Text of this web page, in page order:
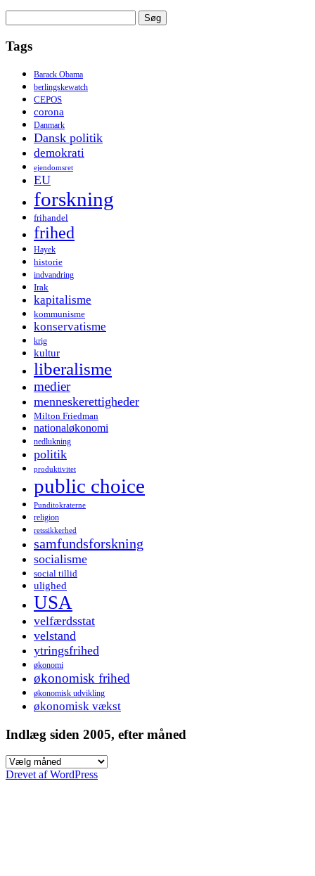
efter:
Tags
Barack Obama
berlingskewatch
CEPOS
corona
Danmark
Dansk politik
demokrati
ejendomsret
EU
forskning
frihandel
frihed
Hayek
historie
indvandring
Irak
kapitalisme
kommunisme
konservatisme
krig
kultur
liberalisme
medier
menneskerettigheder
Milton Friedman
nationaløkonomi
nedlukning
politik
produktivitet
public choice
Punditokraterne
religion
retssikkerhed
samfundsforskning
socialisme
social tillid
ulighed
USA
velfærdsstat
velstand
ytringsfrihed
økonomi
økonomisk frihed
økonomisk udvikling
økonomisk vækst
Indlæg siden 2005, efter måned
Indlæg
siden
Drevet af WordPress